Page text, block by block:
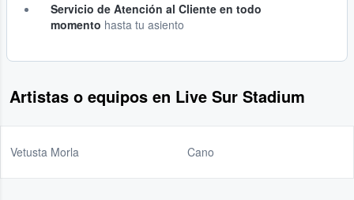
Servicio de Atención al Cliente en todo
momento hasta tu asiento
Artistas o equipos en Live Sur Stadium
Vetusta Morla Cano